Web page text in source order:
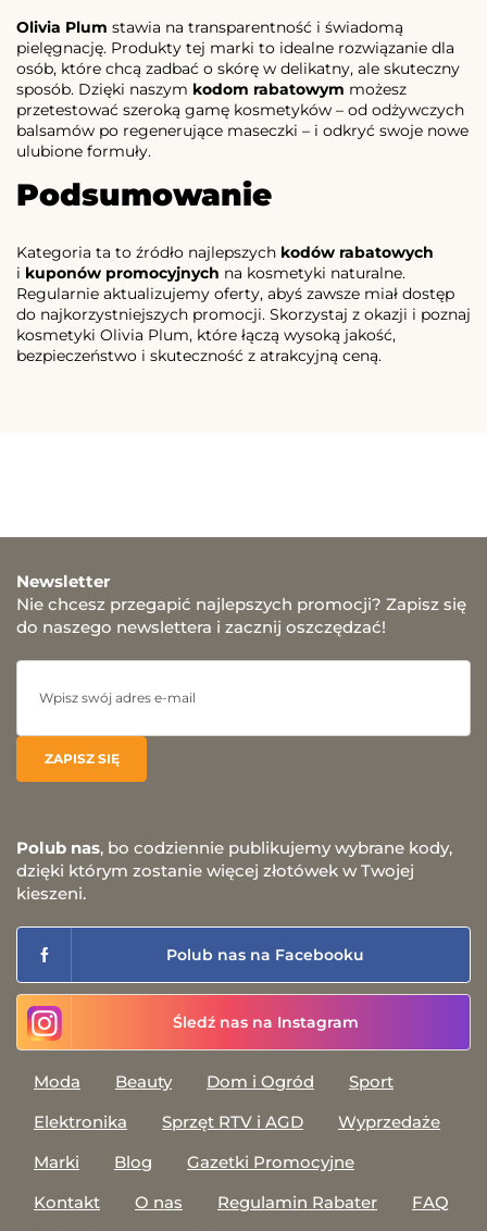
Olivia Plum stawia na transparentność i świadomą
pielęgnację. Produkty tej marki to idealne rozwiązanie dla
osób, które chcą zadbać o skórę w delikatny, ale skuteczny
sposób. Dzięki naszym kodom rabatowym możesz
przetestować szeroką gamę kosmetyków – od odżywczych
balsamów po regenerujące maseczki – i odkryć swoje nowe
ulubione formuły.
Podsumowanie
Kategoria ta to źródło najlepszych kodów rabatowych
i kuponów promocyjnych na kosmetyki naturalne.
Regularnie aktualizujemy oferty, abyś zawsze miał dostęp
do najkorzystniejszych promocji. Skorzystaj z okazji i poznaj
kosmetyki Olivia Plum, które łączą wysoką jakość,
bezpieczeństwo i skuteczność z atrakcyjną ceną.
Newsletter
Nie chcesz przegapić najlepszych promocji? Zapisz się
do naszego newslettera i zacznij oszczędzać!
Polub nas, bo codziennie publikujemy wybrane kody,
dzięki którym zostanie więcej złotówek w Twojej
kieszeni.
Polub nas na Facebooku
Śledź nas na Instagram
Moda Beauty Dom i Ogród
Sport
Elektronika
Sprzęt RTV i AGD
Wyprzedaże
Marki
Blog
Gazetki Promocyjne
Kontakt
O nas Regulamin Rabater
FAQ